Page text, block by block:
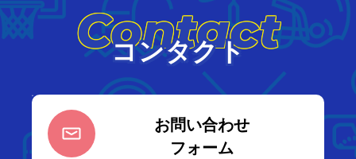
Contact
コンタクト
お問い合わせ
フォーム